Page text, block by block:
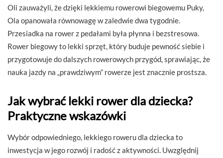
Oli zauważyli, że dzięki lekkiemu rowerowi biegowemu Puky,
Ola opanowała równowagę w zaledwie dwa tygodnie.
Przesiadka na rower z pedałami była płynna i bezstresowa.
Rower biegowy to lekki sprzęt, który buduje pewność siebie i
przygotowuje do dalszych rowerowych przygód, sprawiając, że
nauka jazdy na „prawdziwym” rowerze jest znacznie prostsza.
Jak wybrać lekki rower dla dziecka?
Praktyczne wskazówki
Wybór odpowiedniego, lekkiego roweru dla dziecka to
inwestycja w jego rozwój i radość z aktywności. Uwzględnij